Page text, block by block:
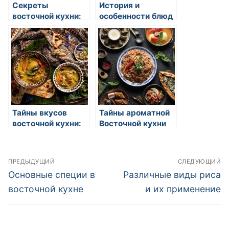
Секреты
восточной кухни:
искусство
гастрономии и
кулинарные
традиции
История и
особенности блюд
восточной кухни
Тайны вкусов
восточной кухни:
уникальная
культура
Тайны ароматной
Восточной кухни
Навигация
по
записям
ПРЕДЫДУЩИЙ
Предыдущая
запись:
Основные специи в
восточной кухне
СЛЕДУЮЩИЙ
Следующая
запись:
Различные виды риса
и их применение